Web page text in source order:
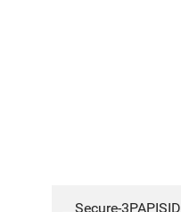
__Secure-3PAPISID